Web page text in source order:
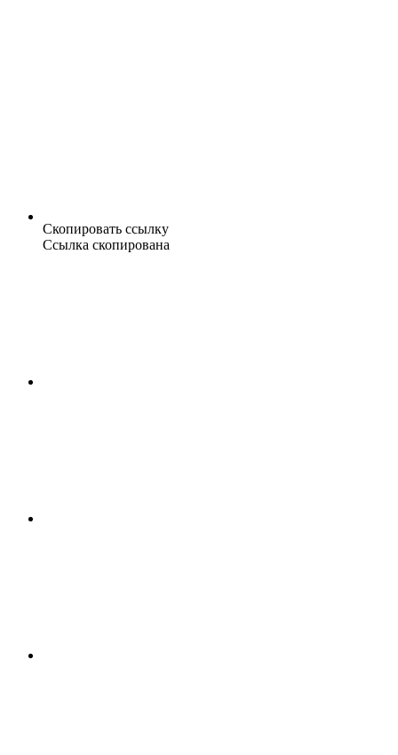
Скопировать ссылку
Ссылка скопирована